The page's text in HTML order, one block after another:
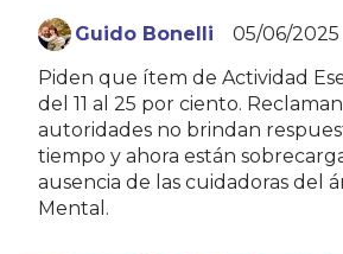
Piden que ítem de Actividad
del 11 al 25 por ciento.
autoridades no brindan
tiempo y ahora están
ausencia de las cuidadoras del
Mental.
05/06/2025
Guido Bonelli